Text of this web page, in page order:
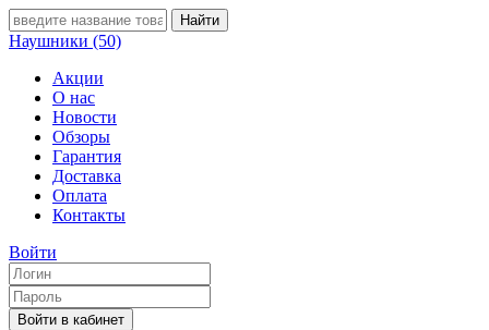
Наушники (50)
Акции
О нас
Новости
Обзоры
Гарантия
Доставка
Оплата
Контакты
Войти